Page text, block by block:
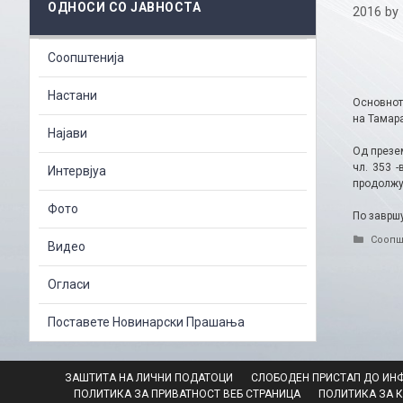
2016 by
на
Од
чл. 353 -
По
ОДНОСИ СО ЈАВНОСТА
Соопштенија
Настани
Најави
Интервјуа
Фото
Видео
Огласи
Поставете Новинарски Прашања
ЗАШТИТА НА ЛИЧНИ ПОДАТОЦИ СЛОБОДЕН ПРИСТАП ДО
ПОЛИТИКА ЗА ПРИВАТНОСТ ВЕБ СТРАНИЦА
ПОЛИТИКА ЗА